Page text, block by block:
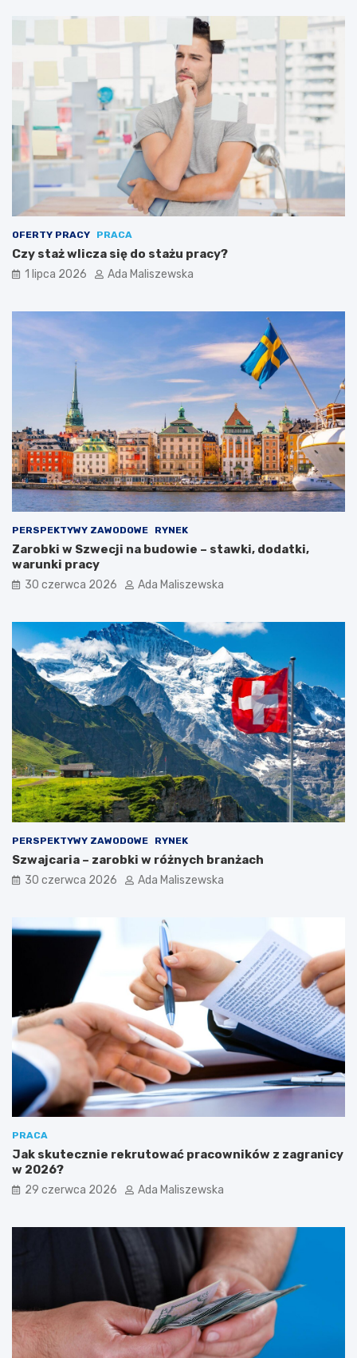
OFERTY PRACY PRACA
Czy staż wlicza się do stażu pracy?
1 lipca 2026 Ada Maliszewska
PERSPEKTYWY ZAWODOWE RYNEK
Zarobki w Szwecji na budowie – stawki, dodatki,
warunki pracy
30 czerwca 2026 Ada Maliszewska
PERSPEKTYWY ZAWODOWE RYNEK
Szwajcaria – zarobki w różnych branżach
30 czerwca 2026 Ada Maliszewska
PRACA
Jak skutecznie rekrutować pracowników z zagranicy
w 2026?
29 czerwca 2026 Ada Maliszewska